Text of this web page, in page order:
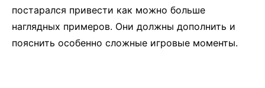
постарался привести как можно больше
наглядных примеров. Они должны дополнить и
пояснить особенно сложные игровые моменты.